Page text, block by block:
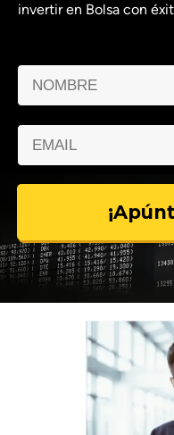
invertir en Bolsa con